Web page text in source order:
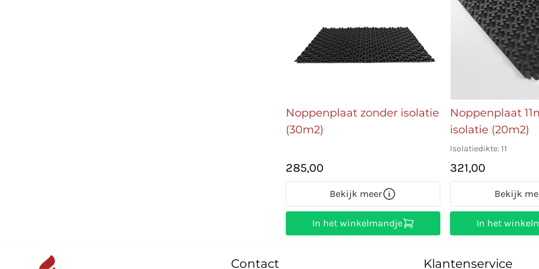
Noppenplaat zonder isolatie
(30m2)
285,00
Bekijk meer
In het winkelmandje
Noppenplaat
isolatie (20m2)
Isolatiedikte: 11
321,00
Bekijk
In het
Contact Klantenservice